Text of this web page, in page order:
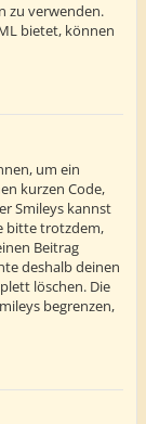
zu verwenden.
bietet, können
um ein
kurzen Code,
Smileys kannst
bitte trotzdem,
Beitrag
deshalb deinen
löschen. Die
begrenzen,